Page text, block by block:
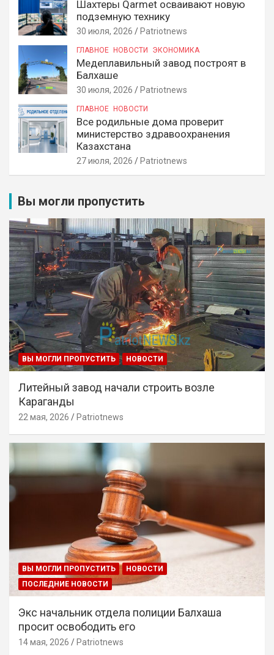
Шахтеры Qarmet осваивают новую
подземную технику
30 июля, 2026 Patriotnews
ГЛАВНОЕ НОВОСТИ ЭКОНОМИКА
Медеплавильный завод построят в
Балхаше
30 июля, 2026 Patriotnews
ГЛАВНОЕ НОВОСТИ
Все родильные дома проверит
министерство здравоохранения
Казахстана
27 июля, 2026 Patriotnews
Вы могли пропустить
ВЫ МОГЛИ ПРОПУСТИТЬ НОВОСТИ
Литейный завод начали строить возле
Караганды
22 мая, 2026 Patriotnews
ВЫ МОГЛИ ПРОПУСТИТЬ
НОВОСТИ
ПОСЛЕДНИЕ НОВОСТИ
Экс начальник отдела полиции Балхаша
просит освободить его
14 мая, 2026 Patriotnews